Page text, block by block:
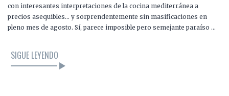
con interesantes interpretaciones de la cocina mediterránea a
precios asequibles… y sorprendentemente sin masificaciones en
pleno mes de agosto. Sí, parece imposible pero semejante paraíso …
SIGUE LEYENDO